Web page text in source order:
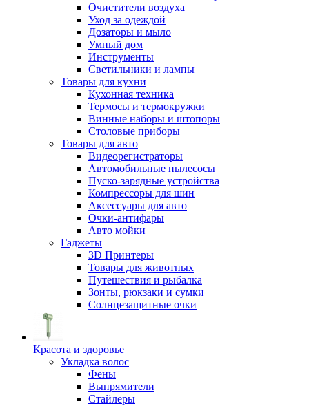
Очистители воздуха
Уход за одеждой
Дозаторы и мыло
Умный дом
Инструменты
Светильники и лампы
Товары для кухни
Кухонная техника
Термосы и термокружки
Винные наборы и штопоры
Столовые приборы
Товары для авто
Видеорегистраторы
Автомобильные пылесосы
Пуско-зарядные устройства
Компрессоры для шин
Аксессуары для авто
Очки-антифары
Авто мойки
Гаджеты
3D Принтеры
Товары для животных
Путешествия и рыбалка
Зонты, рюкзаки и сумки
Солнцезащитные очки
Красота и здоровье
Укладка волос
Фены
Выпрямители
Стайлеры